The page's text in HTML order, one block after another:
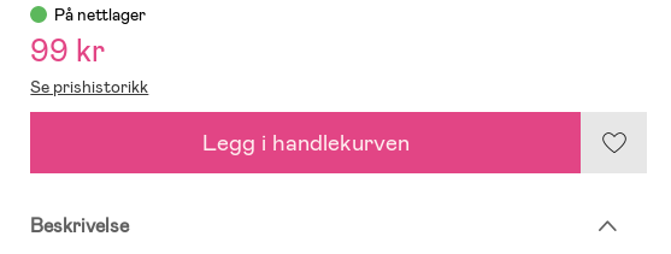
På nettlager
99 kr
Se prishistorikk
Legg i handlekurven
Beskrivelse